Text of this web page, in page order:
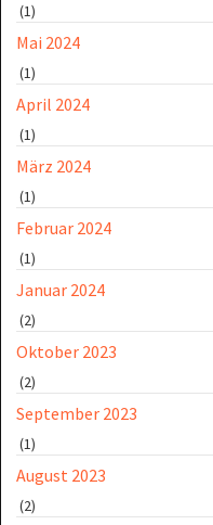
(1)
Mai 2024
(1)
April 2024
(1)
März 2024
(1)
Februar 2024
(1)
Januar 2024
(2)
Oktober 2023
(2)
September 2023
(1)
August 2023
(2)